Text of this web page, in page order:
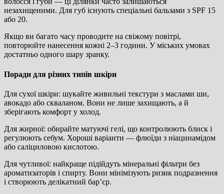
незахищеними. Для губ існують спеціальні бальзами з SPF 15
або 20.
Якщо ви багато часу проводите на свіжому повітрі,
повторюйте нанесення кожні 2–3 години. У міських умовах
достатньо одного шару зранку.
Поради для різних типів шкіри
Для сухої шкіри: шукайте живильні текстури з маслами ши,
авокадо або скваланом. Вони не лише захищають, а й
зберігають комфорт у холод.
Для жирної: обирайте матуючі гелі, що контролюють блиск і
регулюють себум. Хороші варіанти — флюїди з ніацинамідом
або саліциловою кислотою.
Для чутливої: найкраще підійдуть мінеральні фільтри без
ароматизаторів і спирту. Вони мінімізують ризик подразнення
і створюють делікатний бар’єр.